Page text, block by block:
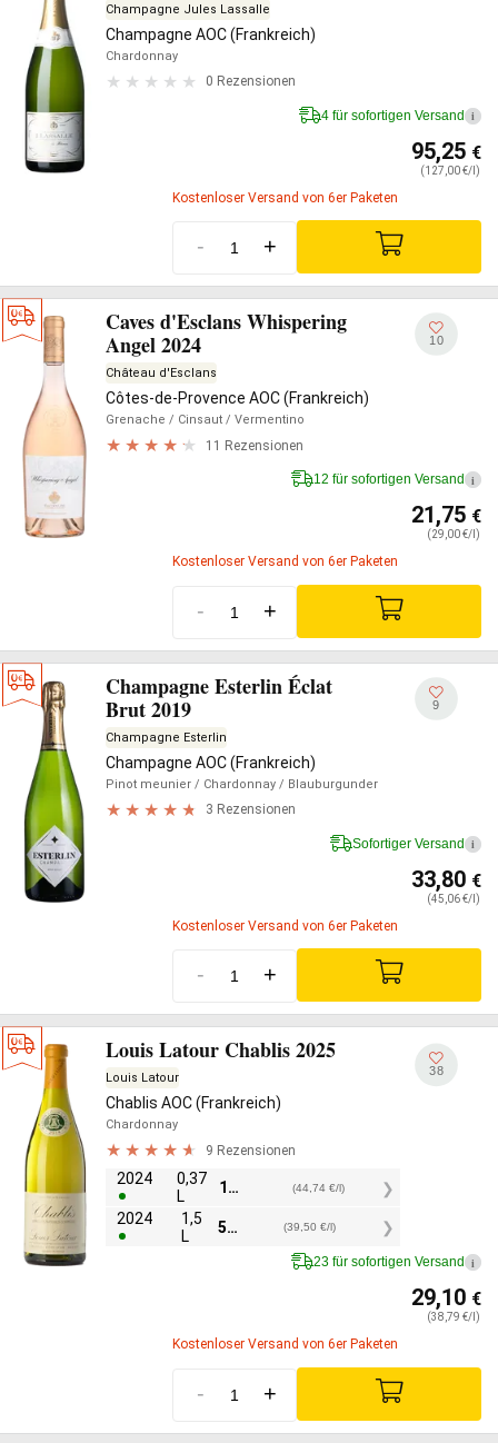
Champagne Jules Lassalle
Champagne AOC (Frankreich)
Chardonnay
0 Rezensionen
4 für sofortigen Versand i
95,25 €
(127,00 €/l)
Kostenloser Versand von 6er Paketen
- +
Caves d'Esclans Whispering
Angel 2024
Château d'Esclans
Côtes-de-Provence AOC (Frankreich)
Grenache / Cinsaut / Vermentino
11 Rezensionen
10
12 für sofortigen Versand i
21,75 €
(29,00 €/l)
Kostenloser Versand von 6er Paketen
- +
Champagne Esterlin Éclat
Brut 2019
Champagne Esterlin
Champagne AOC (Frankreich)
Pinot meunier / Chardonnay / Blauburgunder
3 Rezensionen
9
Sofortiger Versand i
33,80 €
(45,06 €/l)
Kostenloser Versand von 6er Paketen
- +
Louis Latour Chablis 2025
Louis Latour
Chablis AOC (Frankreich)
Chardonnay
9 Rezensionen
2024
0,37
L
16,55 (44,74 €/l)
2024
1,5
L
59,25 (39,50 €/l)
38
23 für sofortigen Versand i
29,10 €
(38,79 €/l)
Kostenloser Versand von 6er Paketen
- +